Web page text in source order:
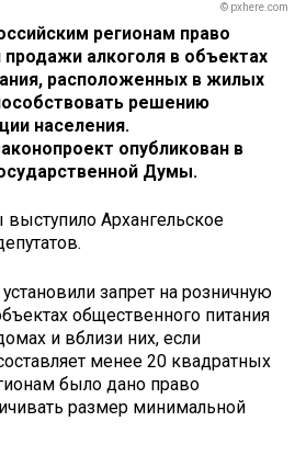
© pxhere.com
регионам право
продажи алкоголя в объектах
расположенных в жилых
решению
населения.
опубликован в
Думы.
Архангельское
запрет на розничную
общественного питания
и вблизи них, если
менее 20 квадратных
было дано право
размер минимальной